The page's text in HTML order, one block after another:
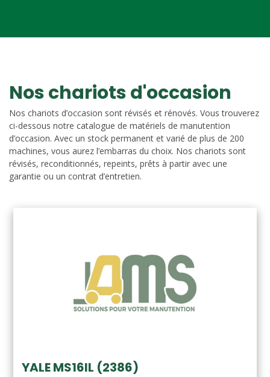
Nos chariots d'occasion
Nos chariots d’occasion sont révisés et rénovés. Vous trouverez
ci-dessous notre catalogue de matériels de manutention
d’occasion. Avec un stock permanent et varié de plus de 200
machines, vous aurez l’embarras du choix. Nos chariots sont
révisés, reconditionnés, repeints, prêts à partir avec une
garantie ou un contrat d’entretien.
YALE MS16IL (2386)